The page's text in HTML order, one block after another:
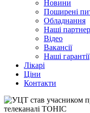
Новини
Поширені
Обладнання
Наші
Відео
Вакансії
Наші гарантії
Лікарі
Ціни
Контакти